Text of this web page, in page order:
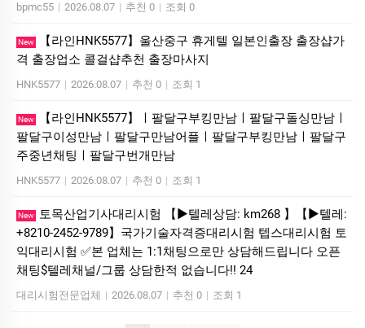
bpmc55 | 2026.08.07 | 추천 0 | 조회 0
New
【라인HNK5577】울산중구 휴게텔 일본인출장 출장샵가
격 출장업소 콜걸샵추천 출장마사지
HNK5577 | 2026.08.07 | 추천 0 | 조회 1
New
【라인HNK5577】ㅣ팔달구부킹만남ㅣ팔달구돌싱만남ㅣ
팔달구이성만남ㅣ팔달구만남어플ㅣ팔달구부킹만남ㅣ팔달구
주중년채팅ㅣ팔달구번개만남
HNK5577 | 2026.08.07 | 추천 0 | 조회 1
New
토목산업기사대리시험 【▶텔레상담: km268 】【▶텔레:
+8210-2452-9789】국가기술자격증대리시험 텝스대리시험 토
익대리시험 ✅본 업체는 1:1채팅으로만 상담해드립니다 오픈
채팅$텔레채널/그룹 상담한적 없습니다!! 24
대리시험전문업체 | 2026.08.07 | 추천 0 | 조회 1